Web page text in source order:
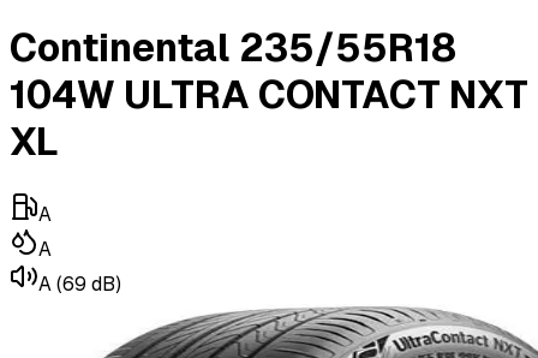
Continental 235/55R18
104W ULTRA CONTACT NXT
XL
A
A
A (69 dB)